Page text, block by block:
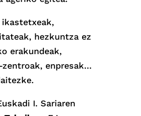
hezkuntza ez
erakundeak,
enpresak…
I. Sariaren